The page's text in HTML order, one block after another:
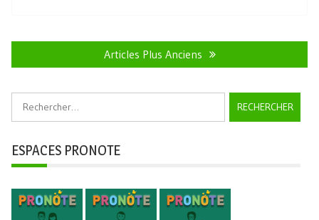
articles
Articles Plus Anciens
ESPACES PRONOTE